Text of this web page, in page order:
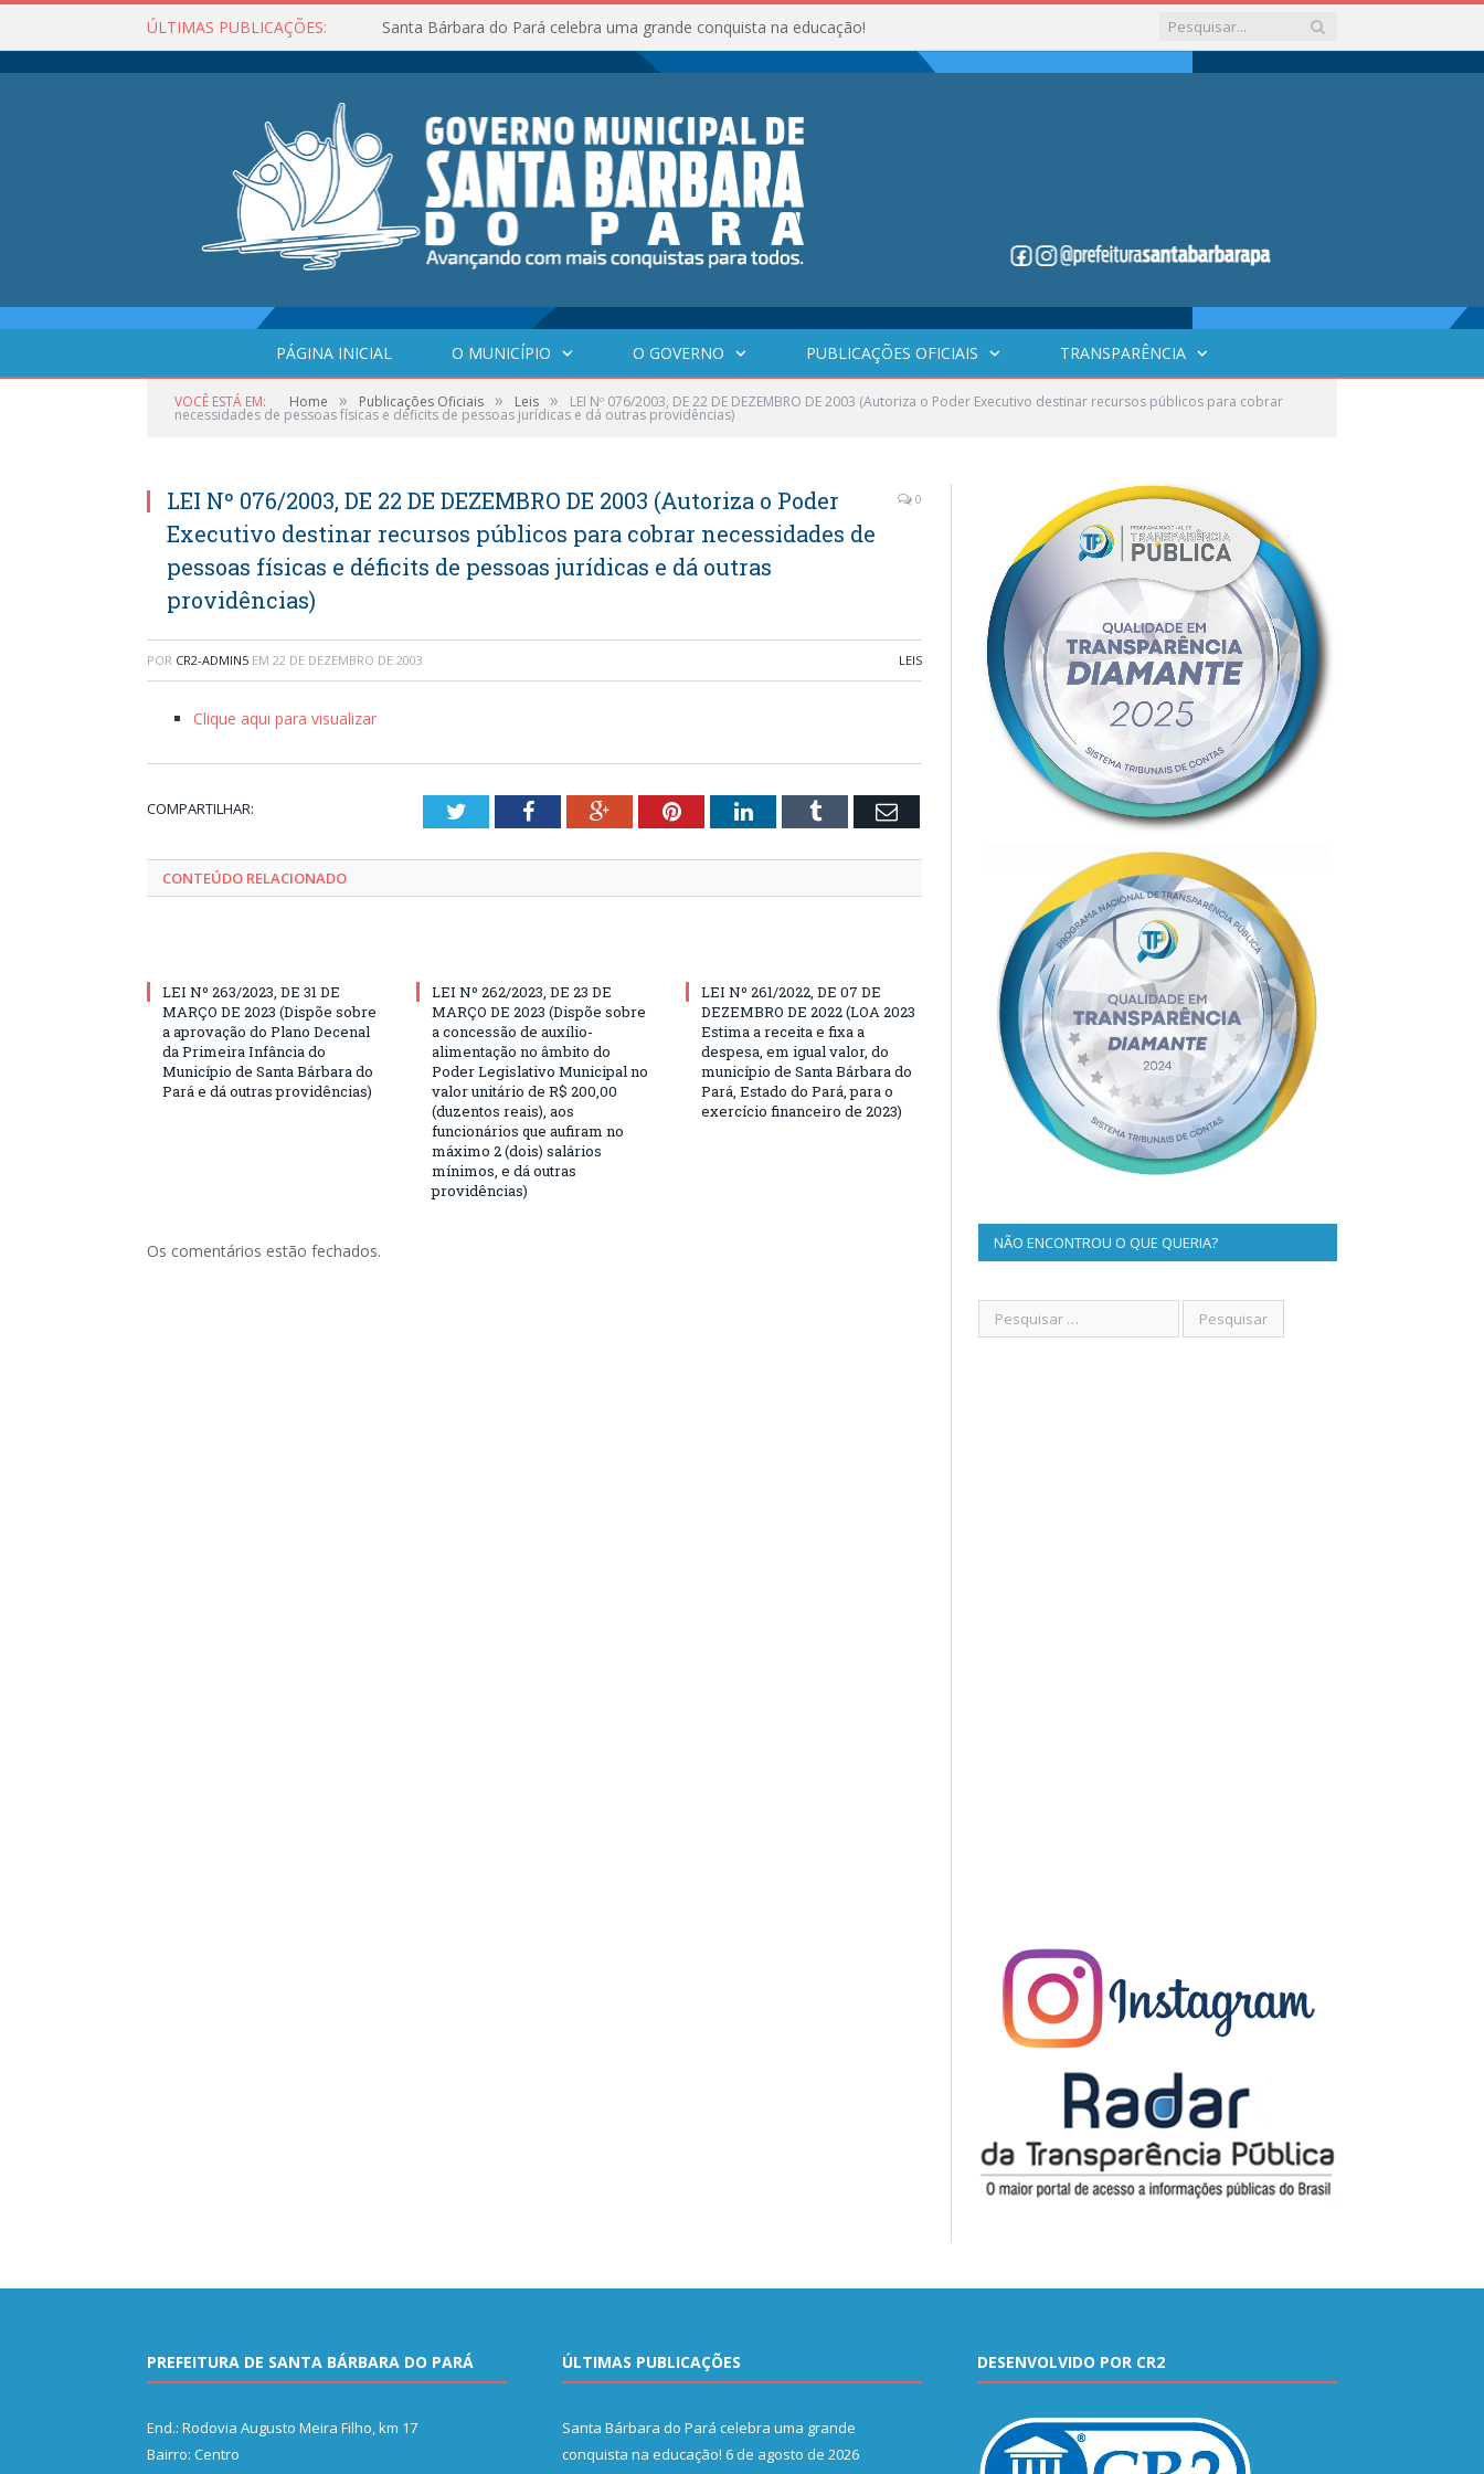
ÚLTIMAS PUBLICAÇÕES: Santa Bárbara do Pará celebra uma grande conquista na educação!
PÁGINA INICIAL O MUNICÍPIO O GOVERNO PUBLICAÇÕES OFICIAIS TRANSPARÊNCIA
VOCÊ ESTÁ EM: Home » Publicações Oficiais » Leis » LEI Nº 076/2003, DE 22 DE DEZEMBRO DE 2003 (Autoriza o Poder Executivo destinar recursos públicos para cobrar
necessidades de pessoas físicas e déficits de pessoas jurídicas e dá outras providências)
LEI Nº 076/2003, DE 22 DE DEZEMBRO DE 2003 (Autoriza o Poder
Executivo destinar recursos públicos para cobrar necessidades de
pessoas físicas e déficits de pessoas jurídicas e dá outras
providências)
0
POR CR2-ADMIN5 EM 22 DE DEZEMBRO DE 2003 LEIS
Clique aqui para visualizar
COMPARTILHAR: TwitterFacebookGoogle+PinterestLinkedInTumblr Email
CONTEÚDO RELACIONADO
LEI Nº 263/2023, DE 31 DE
MARÇO DE 2023 (Dispõe sobre
a aprovação do Plano Decenal
da Primeira Infância do
Município de Santa Bárbara do
Pará e dá outras providências)
LEI Nº 262/2023, DE 23 DE
MARÇO DE 2023 (Dispõe sobre
a concessão de auxílio-
alimentação no âmbito do
Poder Legislativo Municipal no
valor unitário de R$ 200,00
(duzentos reais), aos
funcionários que aufiram no
máximo 2 (dois) salários
mínimos, e dá outras
providências)
LEI Nº 261/2022, DE 07 DE
DEZEMBRO DE 2022 (LOA 2023
Estima a receita e fixa a
despesa, em igual valor, do
município de Santa Bárbara do
Pará, Estado do Pará, para o
exercício financeiro de 2023)
Os comentários estão fechados. NÃO ENCONTROU O QUE QUERIA?
PREFEITURA DE SANTA BÁRBARA DO PARÁ
End.: Rodovia Augusto Meira Filho, km 17
Bairro: Centro
ÚLTIMAS PUBLICAÇÕES
Santa Bárbara do Pará celebra uma grande
conquista na educação! 6 de agosto de 2026
DESENVOLVIDO POR CR2